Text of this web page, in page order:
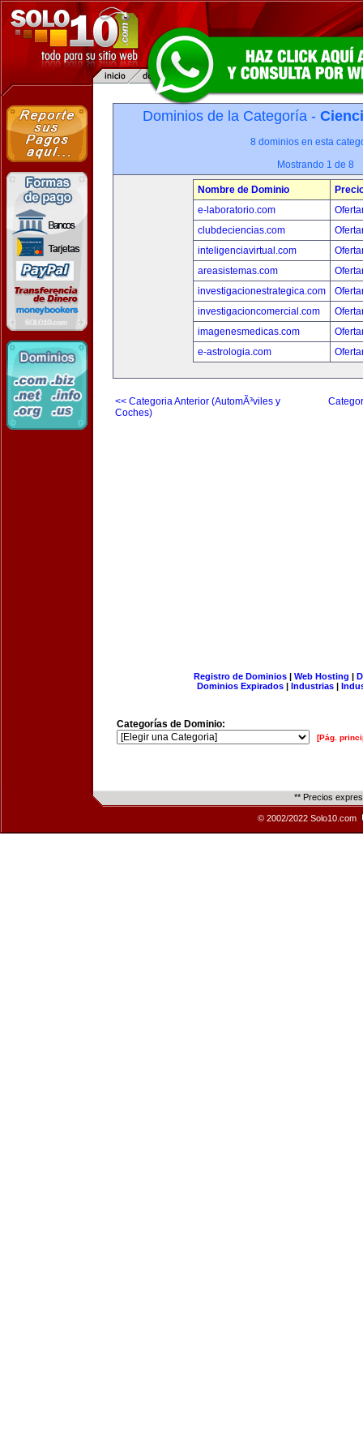
Dominios de la Categoría -
8 dominios en esta
Mostrando 1 de 8
Nombre de Dominio
e-laboratorio.com
clubdeciencias.com
inteligenciavirtual.com
areasistemas.com
investigacionestrategica.com
investigacioncomercial.com
imagenesmedicas.com
e-astrologia.com
<< Categoria Anterior (AutomÃ³viles y
Coches)
Registro de Dominios| Web Hosting |
Dominios Expirados | Industrias |
Categorías de Dominio:
[Pág.
** Precios
© 2002/2022 Solo10.com